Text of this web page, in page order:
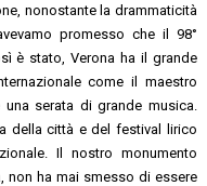
nonostante la drammaticità
promesso che il 98°
è stato, Verona ha il grande
come il maestro
serata di grande musica.
della città e del festival lirico
Il nostro monumento
non ha mai smesso di essere